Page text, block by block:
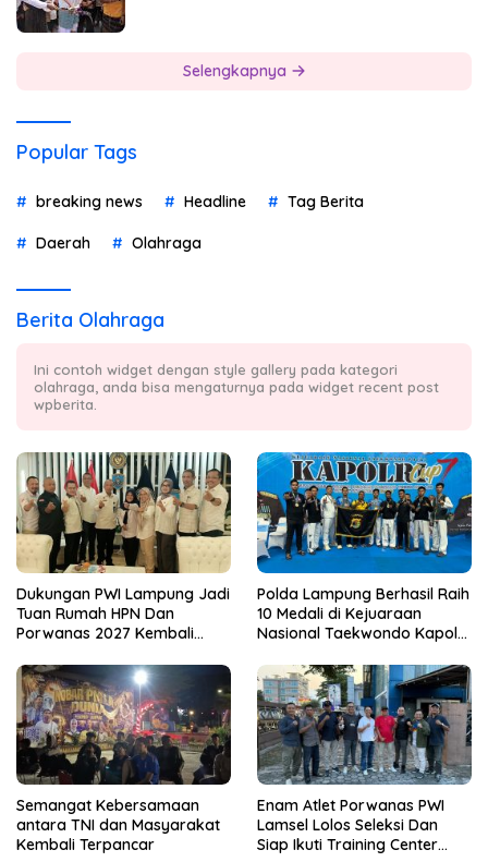
Selengkapnya
Popular Tags
breaking news Headline Tag Berita
Daerah Olahraga
Berita Olahraga
Ini contoh widget dengan style gallery pada kategori
olahraga, anda bisa mengaturnya pada widget recent post
wpberita.
Dukungan PWI Lampung Jadi
Tuan Rumah HPN Dan
Porwanas 2027 Kembali
Pol.Rudi Setiawan
Polda Lampung Berhasil Raih
10 Medali di Kejuaraan
Nasional Taekwondo Kapolri
Semangat Kebersamaan
antara TNI dan Masyarakat
Kembali Terpancar
Enam Atlet Porwanas PWI
Lamsel Lolos Seleksi Dan
Siap Ikuti Training Center